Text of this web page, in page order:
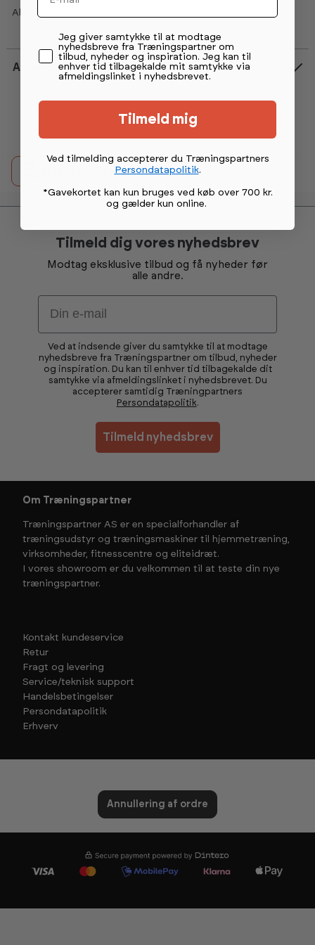
Abilica Trio anbefales af magasinet iForm!
Anmeldelser
Vurdering:
4.4 ud af 5 stjerner
detail.printButtonText
Tilmeld dig vores nyhedsbrev
Modtag eksklusive tilbud og få nyheder før
alle andre.
Email
Ved at indsende giver du samtykke til at modtage
nyhedsbreve fra Træningspartner om tilbud, nyheder
og inspiration. Du kan til enhver tid tilbagekalde dit
samtykke via afmeldingslinket i nyhedsbrevet. Du
accepterer samtidig Træningpartners
Persondatapolitik.
Tilmeld nyhedsbrev
Om Træningspartner
Træningspartner AS er en specialforhandler af
træningsudstyr og træningsmaskiner til hjemmetræning,
virksomheder, fitnesscentre og eliteidræt.
I vores showroom er du velkommen til at teste din nye
træningspartner.
Kontakt kundeservice
Retur
Fragt og levering
Service/teknisk support
Handelsbetingelser
Persondatapolitik
Erhverv
Annullering af ordre
Permission tekst
Jeg giver samtykke til at modtage
nyhedsbreve fra Træningspartner om
tilbud, nyheder og inspiration. Jeg kan til
enhver tid tilbagekalde mit samtykke via
afmeldingslinket i nyhedsbrevet.
Tilmeld mig
Ved tilmelding accepterer du Træningspartners
Persondatapolitik.
*Gavekortet kan kun bruges ved køb over 700 kr.
og gælder kun online.